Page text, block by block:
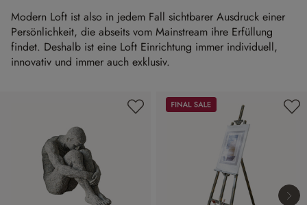
Modern Loft ist also in jedem Fall sichtbarer Ausdruck einer
Persönlichkeit, die abseits vom Mainstream ihre Erfüllung
findet. Deshalb ist eine Loft Einrichtung immer individuell,
innovativ und immer auch exklusiv.
Sale